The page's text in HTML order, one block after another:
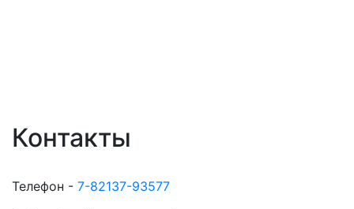
Контакты
Телефон - 7-82137-93577